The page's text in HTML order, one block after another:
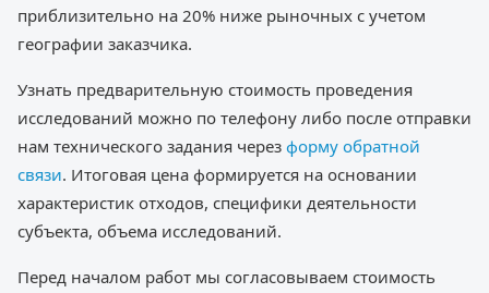
приблизительно на 20% ниже рыночных с учетом
географии заказчика.
Узнать предварительную стоимость проведения
исследований можно по телефону либо после отправки
нам технического задания через форму обратной
связи. Итоговая цена формируется на основании
характеристик отходов, специфики деятельности
субъекта, объема исследований.
Перед началом работ мы согласовываем стоимость